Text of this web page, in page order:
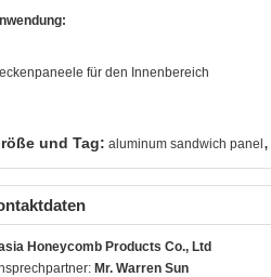
für den Innenbereich
und Tag: aluminum sandwich panel ,
Honeycomb Products Co., Ltd
Mr. Warren Sun